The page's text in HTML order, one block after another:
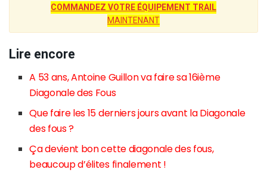
COMMANDEZ VOTRE ÉQUIPEMENT TRAIL
MAINTENANT
Lire encore
A 53 ans, Antoine Guillon va faire sa 16ième
Diagonale des Fous
Que faire les 15 derniers jours avant la Diagonale
des fous ?
Ça devient bon cette diagonale des fous,
beaucoup d’élites finalement !